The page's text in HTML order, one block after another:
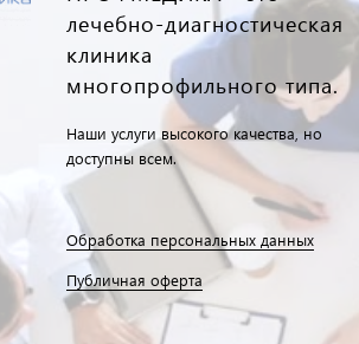
лечебно-диагностическая
клиника
многопрофильного типа.
Наши услуги высокого качества, но
доступны всем.
Обработка персональных данных
Публичная оферта